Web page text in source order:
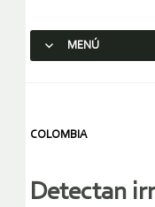
MENÚ
COLOMBIA
Detectan